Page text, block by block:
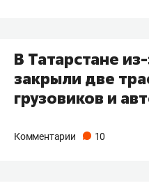
В Татарстане
закрыли две
грузовиков и
Комментарии 10